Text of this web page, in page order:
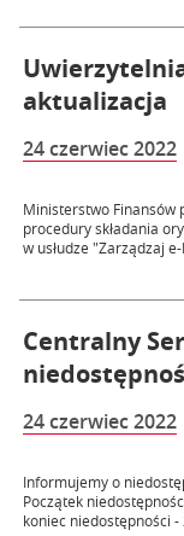
aktualizacja
24 czerwiec 2022
Ministerstwo Finansów
procedury składania
w usłudze "Zarządzaj
Centralny
24 czerwiec 2022
Informujemy o
Początek
koniec niedostępności -